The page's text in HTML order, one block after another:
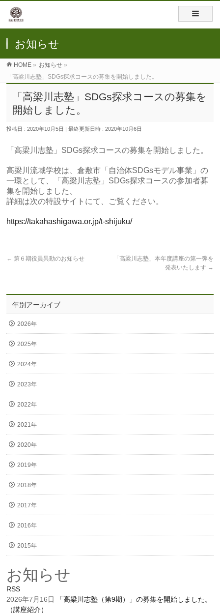
お知らせ
HOME » お知らせ »
「高梁川志塾」SDGs探求コースの募集を開始しました。
「高梁川志塾」SDGs探求コースの募集を
開始しました。
投稿日 : 2020年10月5日 最終更新日時 : 2020年10月6日
「高梁川志塾」SDGs探求コースの募集を開始しました。
高梁川流域学校は、倉敷市「自治体SDGsモデル事業」の
一環として、「高梁川志塾」SDGs探求コースの参加者募
集を開始しました、
詳細は次の特設サイトにて、ご覧ください。
https://takahashigawa.or.jp/t-shijuku/
← 第６期役員異動のお知らせ
「高梁川志塾」本年度講座の第一弾を
発表いたします →
年別アーカイブ
2026年
2025年
2024年
2023年
2022年
2021年
2020年
2019年
2018年
2017年
2016年
2015年
お知らせ
RSS
2026年7月16日
「高梁川志塾（第9期）」の募集を開始しました。
（講座紹介）